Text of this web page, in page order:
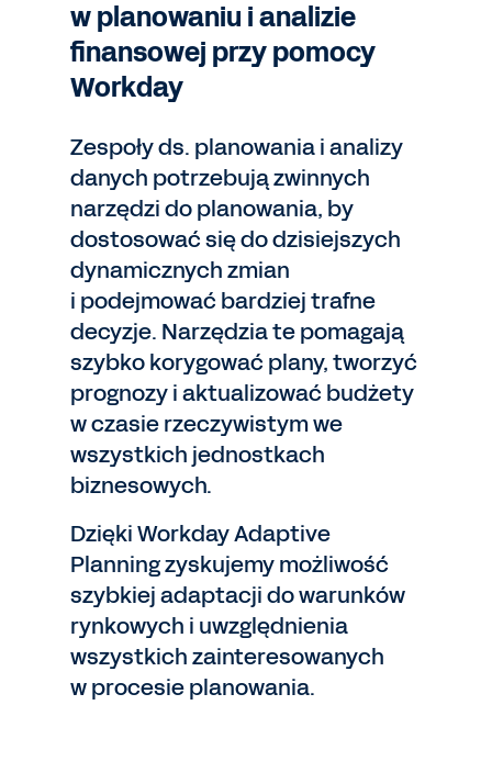
w planowaniu i analizie
finansowej przy pomocy
Workday
Zespoły ds. planowania i analizy
danych potrzebują zwinnych
narzędzi do planowania, by
dostosować się do dzisiejszych
dynamicznych zmian
i podejmować bardziej trafne
decyzje. Narzędzia te pomagają
szybko korygować plany, tworzyć
prognozy i aktualizować budżety
w czasie rzeczywistym we
wszystkich jednostkach
biznesowych.
Dzięki Workday Adaptive
Planning zyskujemy możliwość
szybkiej adaptacji do warunków
rynkowych i uwzględnienia
wszystkich zainteresowanych
w procesie planowania.